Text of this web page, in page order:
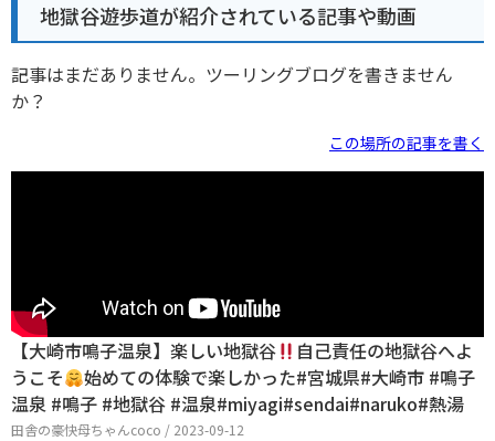
地獄谷遊歩道が紹介されている記事や動画
記事はまだありません。ツーリングブログを書きません
か？
この場所の記事を書く
【大崎市鳴子温泉】楽しい地獄谷
自己責任の地獄谷へよ
うこそ
始めての体験で楽しかった#宮城県#大崎市 #鳴子
温泉 #鳴子 #地獄谷 #温泉#miyagi#sendai#naruko#熱湯
田舎の豪快母ちゃんcoco / 2023-09-12